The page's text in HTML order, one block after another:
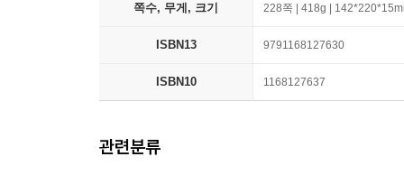
쪽수, 무게, 크기 228쪽 | 418g |
ISBN13 9791168127630
ISBN10 1168127637
관련분류